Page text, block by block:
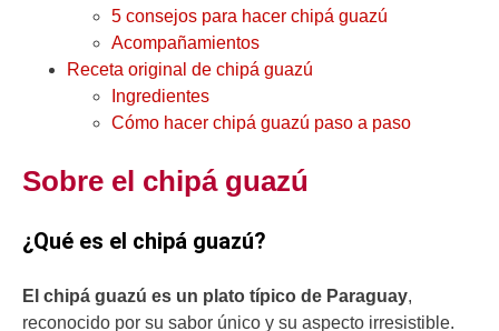
5 consejos para hacer chipá guazú
Acompañamientos
Receta original de chipá guazú
Ingredientes
Cómo hacer chipá guazú paso a paso
Sobre el chipá guazú
¿Qué es el chipá guazú?
El chipá guazú es un plato típico de Paraguay,
reconocido por su sabor único y su aspecto irresistible.